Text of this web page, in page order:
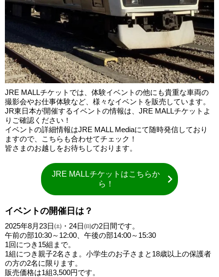
JRE MALLチケットでは、体験イベントの他にも貴重な車両の
撮影会やお仕事体験など、様々なイベントを販売しています。
JR東日本が開催するイベントの情報は、JRE MALLチケットよ
りご確認ください！
イベントの詳細情報はJRE MALL Mediaにて随時発信しており
ますので、こちらも合わせてチェック！
皆さまのお越しをお待ちしております。
JRE MALLチケットはこちらか
ら！
イベントの開催日は？
2025年8月23日㈯・24日㈰の2日間です。
午前の部10:30～12:00、午後の部14:00～15:30
1回につき15組まで。
1組につき親子2名さま。小学生のお子さまと18歳以上の保護者
の方の2名に限ります。
販売価格は1組3,500円です。